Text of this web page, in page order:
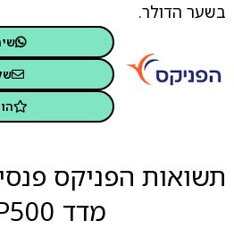
בשער הדולר.
תשואות הפניקס
מדד S&P500